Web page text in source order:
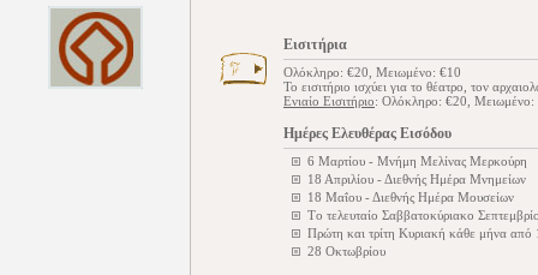
Εισιτήρια
Ολόκληρο: €20, Μειωμένο: €10
Το εισιτήριο ισχύει για το θέατρο, τον
Ενιαίο Εισιτήριο: Ολόκληρο: €20, Μειωμένο:
Ημέρες Ελευθέρας Εισόδου
6 Μαρτίου - Μνήμη Μελίνας Μερκούρη
18 Απριλίου - Διεθνής Ημέρα Μνημείων
18 Μαΐου - Διεθνής Ημέρα Μουσείων
Tο τελευταίο Σαββατοκύριακο
Πρώτη και τρίτη Κυριακή κάθε μήνα
28 Οκτωβρίου